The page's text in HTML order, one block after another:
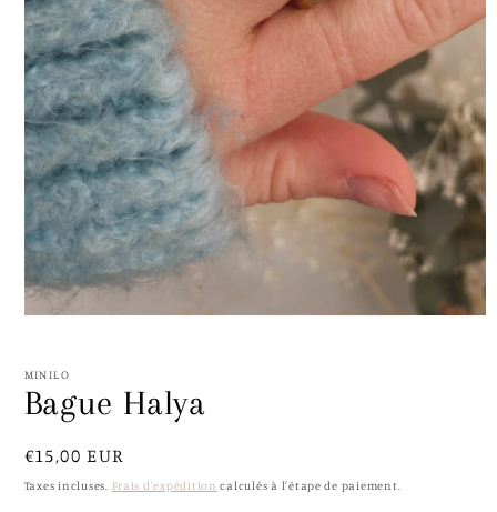
1
dans
une
fenêtre
MINILO
Bague Halya
Prix
habituel
€15,00 EUR
Taxes incluses. Frais d'expédition calculés à l'étape de paiement.